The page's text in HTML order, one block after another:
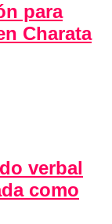
para
Charata
verbal
como